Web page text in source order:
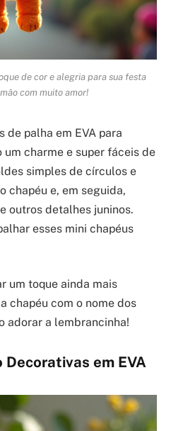
de cor e alegria para sua festa
com muito amor!
de palha em EVA para
um charme e super fáceis de
simples de círculos e
chapéu e, em seguida,
outros detalhes juninos.
esses mini chapéus
um toque ainda mais
chapéu com o nome dos
adorar a lembrancinha!
em EVA